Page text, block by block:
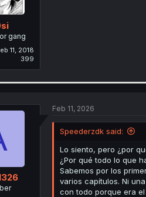
gang
11, 2018
399
Feb 11, 2026
Speederzdk said:
Lo siento, pero ¿por
¿Por qué todo lo que
Sabemos por los
varios capítulos. Ni
con todo porque era